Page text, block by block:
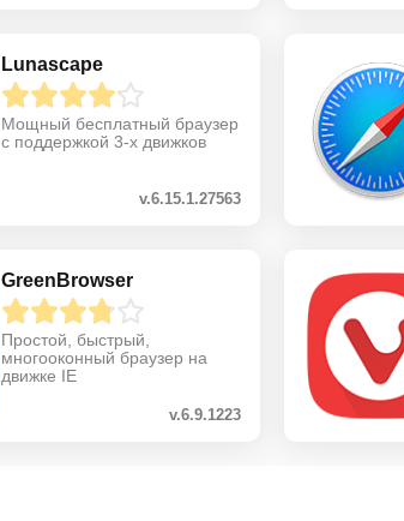
Lunascape
Мощный бесплатный браузер
с поддержкой 3-х движков
v.6.15.1.27563
GreenBrowser
Простой, быстрый,
многооконный браузер на
движке IE
v.6.9.1223